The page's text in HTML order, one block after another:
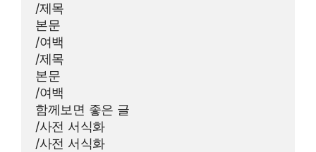
/제목
본문
/여백
/제목
본문
/여백
함께보면 좋은 글
/사전 서식화
/사전 서식화